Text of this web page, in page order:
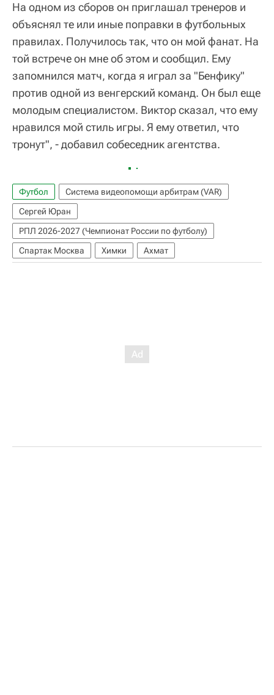
На одном из сборов он приглашал тренеров и
объяснял те или иные поправки в футбольных
правилах. Получилось так, что он мой фанат. На
той встрече он мне об этом и сообщил. Ему
запомнился матч, когда я играл за "Бенфику"
против одной из венгерский команд. Он был еще
молодым специалистом. Виктор сказал, что ему
нравился мой стиль игры. Я ему ответил, что
тронут", ‑ добавил собеседник агентства.
Футбол
Система видеопомощи арбитрам (VAR)
Сергей Юран
РПЛ 2026-2027 (Чемпионат России по футболу)
Спартак Москва
Химки Ахмат